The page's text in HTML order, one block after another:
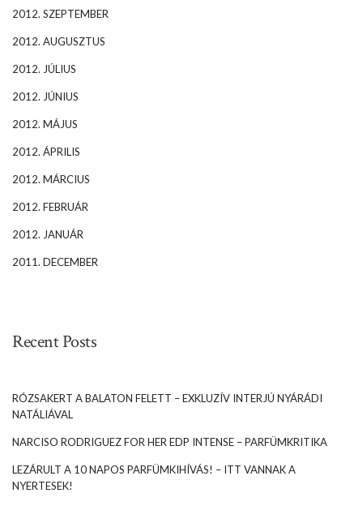
2012. SZEPTEMBER
2012. AUGUSZTUS
2012. JÚLIUS
2012. JÚNIUS
2012. MÁJUS
2012. ÁPRILIS
2012. MÁRCIUS
2012. FEBRUÁR
2012. JANUÁR
2011. DECEMBER
Recent Posts
RÓZSAKERT A BALATON FELETT – EXKLUZÍV INTERJÚ NYÁRÁDI
NATÁLIÁVAL
NARCISO RODRIGUEZ FOR HER EDP INTENSE – PARFÜMKRITIKA
LEZÁRULT A 10 NAPOS PARFÜMKIHÍVÁS! – ITT VANNAK A
NYERTESEK!